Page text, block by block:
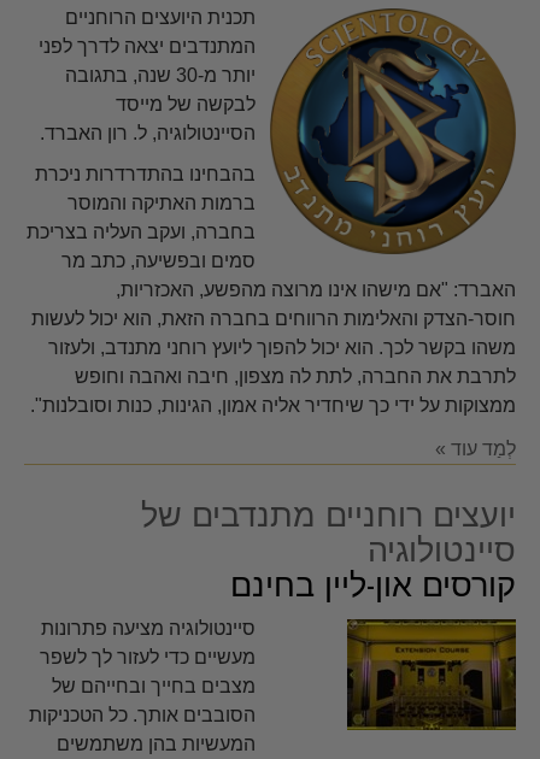
תכנית היועצים הרוחניים
המתנדבים יצאה לדרך לפני
יותר מ-30 שנה, בתגובה
לבקשה של מייסד
הסיינטולוגיה, ל. רון האברד.
בהבחינו בהתדרדרות ניכרת
ברמות האתיקה והמוסר
בחברה, ועקב העליה בצריכת
סמים ובפשיעה, כתב מר
האברד: "אם מישהו אינו מרוצה מהפשע, האכזריות,
חוסר-הצדק והאלימות הרווחים בחברה הזאת, הוא יכול לעשות
משהו בקשר לכך. הוא יכול להפוך ליועץ רוחני מתנדב, ולעזור
לתרבת את החברה, לתת לה מצפון, חיבה ואהבה וחופש
ממצוקות על ידי כך שיחדיר אליה אמון, הגינות, כנות וסובלנות".
לְמַד עוד »
יועצים רוחניים מתנדבים של
סיינטולוגיה
קורסים און-ליין בחינם
סיינטולוגיה מציעה פתרונות
מעשיים כדי לעזור לך לשפר
מצבים בחייך ובחייהם של
הסובבים אותך. כל הטכניקות
המעשיות בהן משתמשים